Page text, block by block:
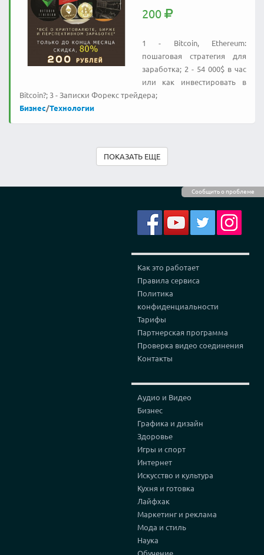
Сообщить о проблеме
200
1 - Bitcoin, Ethereum:
пошаговая стратегия для
заработка; 2 - 54 000$ в час
или как инвестировать в
Bitcoin?; 3 - Записки Форекс трейдера;
Бизнес/Технологии
ПОКАЗАТЬ ЕЩЕ
Как это работает
Правила сервиса
Политика
конфиденциальности
Тарифы
Партнерская программа
Проверка видео соединения
Контакты
Аудио и Видео
Бизнес
Графика и дизайн
Здоровье
Игры и спорт
Интернет
Искусство и культура
Кухня и готовка
Лайфхак
Маркетинг и реклама
Мода и стиль
Наука
Обучение